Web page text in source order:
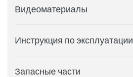
Видеоматериалы
Инструкция по эксплуатации
Запасные части